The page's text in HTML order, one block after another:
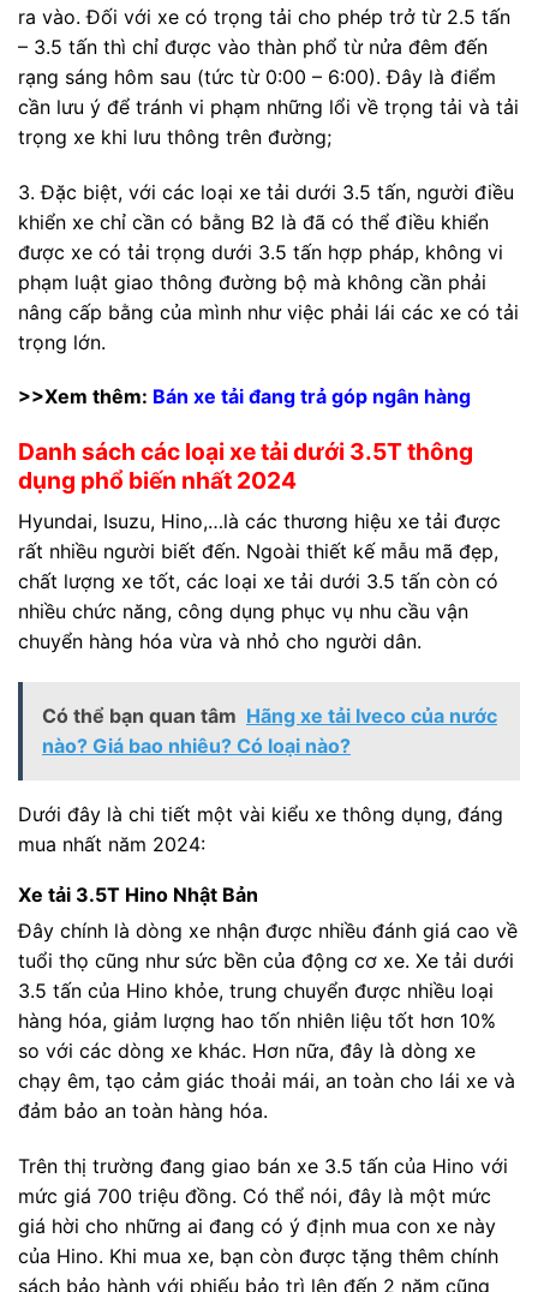
ra vào. Đối với xe có trọng tải cho phép trở từ 2.5 tấn
– 3.5 tấn thì chỉ được vào thàn phổ từ nửa đêm đến
rạng sáng hôm sau (tức từ 0:00 – 6:00). Đây là điểm
cần lưu ý để tránh vi phạm những lổi về trọng tải và tải
trọng xe khi lưu thông trên đường;
3. Đặc biệt, với các loại xe tải dưới 3.5 tấn, người điều
khiển xe chỉ cần có bằng B2 là đã có thể điều khiển
được xe có tải trọng dưới 3.5 tấn hợp pháp, không vi
phạm luật giao thông đường bộ mà không cần phải
nâng cấp bằng của mình như việc phải lái các xe có tải
trọng lớn.
>>Xem thêm: Bán xe tải đang trả góp ngân hàng
Danh sách các loại xe tải dưới 3.5T thông
dụng phổ biến nhất 2024
Hyundai, Isuzu, Hino,…là các thương hiệu xe tải được
rất nhiều người biết đến. Ngoài thiết kế mẫu mã đẹp,
chất lượng xe tốt, các loại xe tải dưới 3.5 tấn còn có
nhiều chức năng, công dụng phục vụ nhu cầu vận
chuyển hàng hóa vừa và nhỏ cho người dân.
Có thể bạn quan tâm Hãng xe tải Iveco của nước
nào? Giá bao nhiêu? Có loại nào?
Dưới đây là chi tiết một vài kiểu xe thông dụng, đáng
mua nhất năm 2024:
Xe tải 3.5T Hino Nhật Bản
Đây chính là dòng xe nhận được nhiều đánh giá cao về
tuổi thọ cũng như sức bền của động cơ xe. Xe tải dưới
3.5 tấn của Hino khỏe, trung chuyển được nhiều loại
hàng hóa, giảm lượng hao tốn nhiên liệu tốt hơn 10%
so với các dòng xe khác. Hơn nữa, đây là dòng xe
chạy êm, tạo cảm giác thoải mái, an toàn cho lái xe và
đảm bảo an toàn hàng hóa.
Trên thị trường đang giao bán xe 3.5 tấn của Hino với
mức giá 700 triệu đồng. Có thể nói, đây là một mức
giá hời cho những ai đang có ý định mua con xe này
của Hino. Khi mua xe, bạn còn được tặng thêm chính
sách bảo hành với phiếu bảo trì lên đến 2 năm cũng